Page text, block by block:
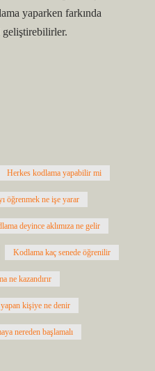
yaparken farkında
geliştirebilirler.
Herkes kodlama yapabilir mi
öğrenmek ne işe yarar
deyince aklımıza ne gelir
Kodlama kaç senede öğrenilir
ne kazandırır
kişiye ne denir
nereden başlamalı